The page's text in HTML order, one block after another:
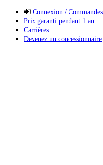
Connexion / Commandes
Prix garanti pendant 1 an
Carrières
Devenez un concessionnaire